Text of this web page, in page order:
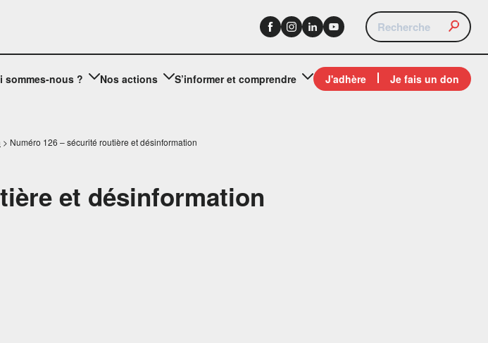
sommes-nous ? Nos actions S’informer et comprendre J'adhère Je fais un don
> Numéro 126 – sécurité routière et désinformation
et désinformation